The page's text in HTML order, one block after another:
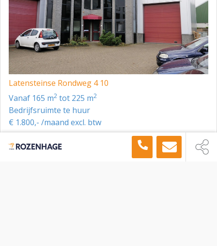
Latensteinse Rondweg 4 10
vanaf 165 m2 tot 225 m2
Bedrijfsruimte te huur
€ 1.800,- /maand excl. btw
Toon meer panden in de buurt →